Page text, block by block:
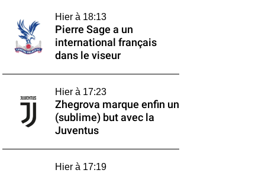
Hier à 18:13
Pierre Sage a un
international français
dans le viseur
Hier à 17:23
Zhegrova marque enfin un
(sublime) but avec la
Juventus
Hier à 17:19